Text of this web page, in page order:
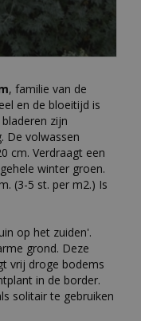
, familie van de
en de bloeitijd is
zijn
De volwassen
cm. Verdraagt een
winter groen.
(3-5 st. per m2.) Is
op het zuiden'.
grond. Deze
vrij droge bodems
in de border.
solitair te gebruiken